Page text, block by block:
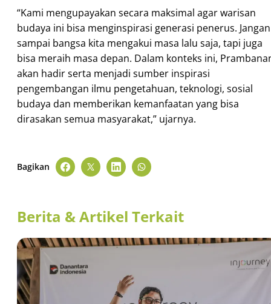
“Kami mengupayakan secara maksimal agar warisan
budaya ini bisa menginspirasi generasi penerus. Jangan
sampai bangsa kita mengakui masa lalu saja, tapi juga
bisa meraih masa depan. Dalam konteks ini,
akan hadir serta menjadi sumber inspirasi
pengembangan ilmu pengetahuan, teknologi, sosial
budaya dan memberikan kemanfaatan yang bisa
dirasakan semua masyarakat,” ujarnya.
Bagikan
Berita & Artikel Terkait